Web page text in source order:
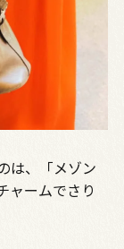
は、「メゾン
ャームでさり